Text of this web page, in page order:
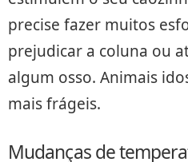
precise fazer muitos
prejudicar a coluna ou
algum osso. Animais
mais frágeis.
Mudanças de